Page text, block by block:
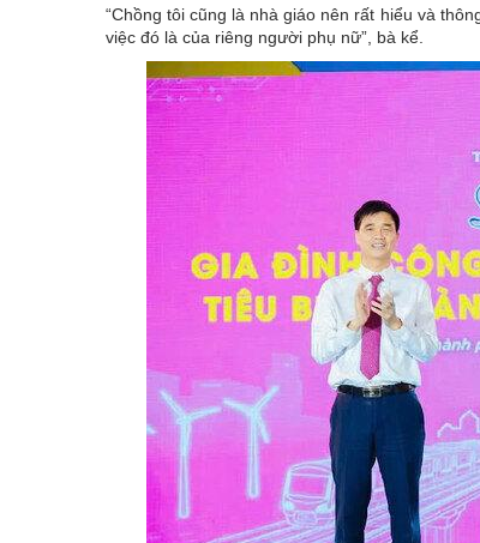
“Chồng tôi cũng là nhà giáo nên rất hiểu và
việc đó là của riêng người phụ nữ”, bà kể.